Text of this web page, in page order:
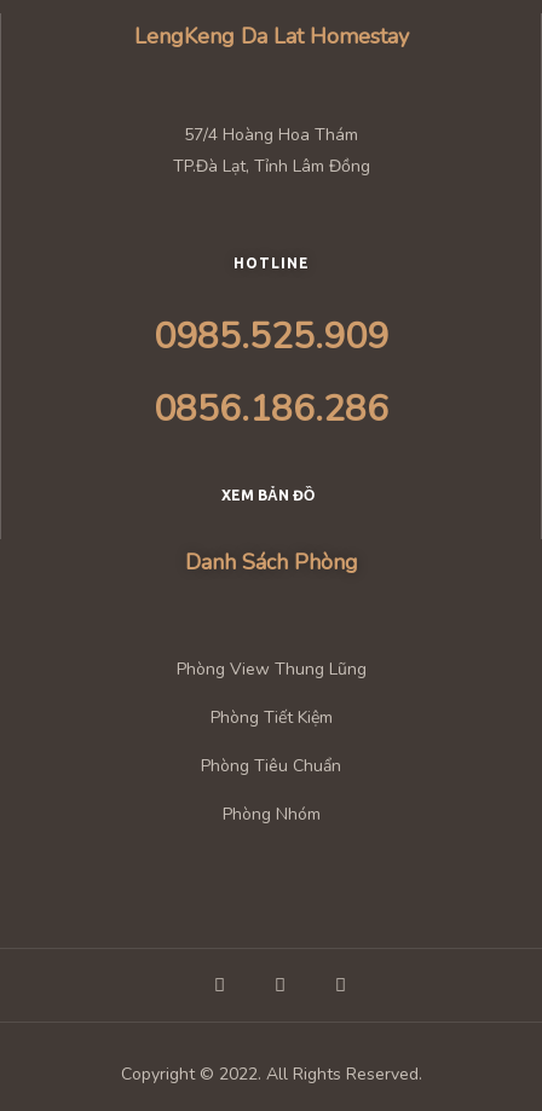
LengKeng Da Lat Homestay
57/4 Hoàng Hoa Thám
TP.Đà Lạt, Tỉnh Lâm Đồng
HOTLINE
0985.525.909
0856.186.286
XEM BẢN ĐỒ
Danh Sách Phòng
Phòng View Thung Lũng
Phòng Tiết Kiệm
Phòng Tiêu Chuẩn
Phòng Nhóm
Copyright © 2022. All Rights Reserved.